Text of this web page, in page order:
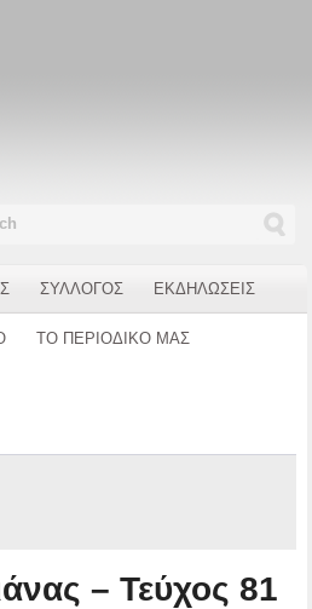
ΣΥΛΛΟΓΟΣ ΕΚΔΗΛΩΣΕΙΣ
ΤΟ ΠΕΡΙΟΔΙΚΟ ΜΑΣ
– Τεύχος 81